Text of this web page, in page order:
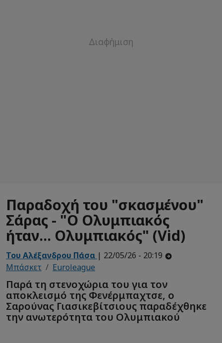
Παραδοχή του "σκασμένου"
Σάρας - "Ο Ολυμπιακός
ήταν... Ολυμπιακός" (Vid)
Του Αλέξανδρου Πάσα | 22/05/26 - 20:19
Μπάσκετ
Euroleague
Παρά τη στενοχώρια του για τον
αποκλεισμό της Φενέρμπαχτσε, ο
Σαρούνας Γιασικεβίτσιους παραδέχθηκε
την ανωτερότητα του Ολυμπιακού